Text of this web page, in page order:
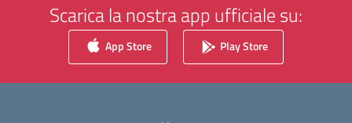
Scarica la nostra app ufficiale su:
App Store Play Store